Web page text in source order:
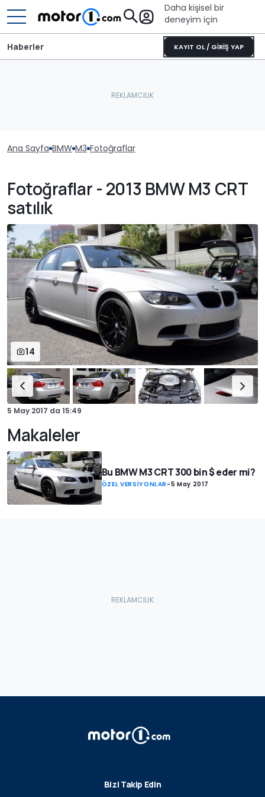
Daha kişisel bir
deneyim için
KAYIT OL / GİRİŞ YAP
Haberler
Ana Sayfa BMW M3 Fotoğraflar
Fotoğraflar - 2013 BMW M3 CRT
satılık
14
5 May 2017 da 15:49
Makaleler
Bu BMW M3 CRT 300 bin $ eder mi?
ÖZEL VERSİYONLAR -5 May 2017
Bizi Takip Edin